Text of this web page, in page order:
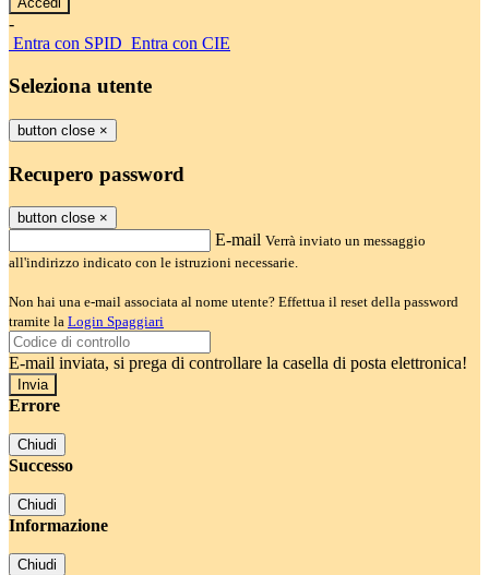
-
Entra con SPID Entra con CIE
Seleziona utente
button close ×
Recupero password
button close ×
E-mail Verrà inviato un messaggio
all'indirizzo indicato con le istruzioni necessarie.
Non hai una e-mail associata al nome utente? Effettua il reset della password
tramite la Login Spaggiari
E-mail inviata, si prega di controllare la casella di posta elettronica!
Errore
Chiudi
Successo
Chiudi
Informazione
Chiudi